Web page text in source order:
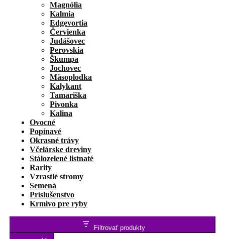
Magnólia
Kalmia
Edgevortia
Červienka
Judášovec
Perovskia
Škumpa
Jochovec
Mäsoplodka
Kalykant
Tamariška
Pivonka
Kalina
Ovocné
Popínavé
Okrasné trávy
Včelárske dreviny
Stálozelené listnaté
Rarity
Vzrastlé stromy
Semená
Príslušenstvo
Krmivo pre ryby
Filtrovať produkty